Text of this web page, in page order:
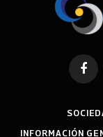
INFORMACIÓN